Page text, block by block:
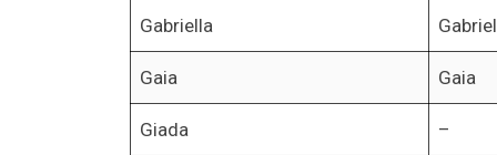
Gabriella
Gaia Gaia
Giada –